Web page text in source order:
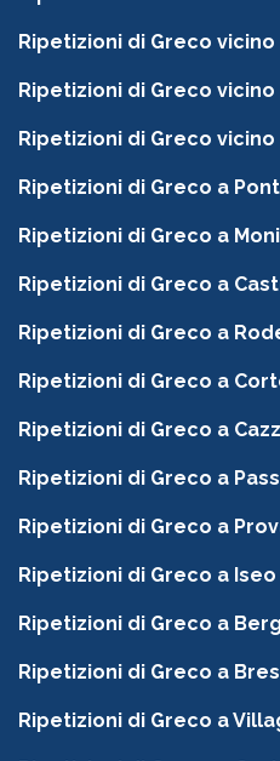
Ripetizioni di Greco
Ripetizioni di Greco vicino
Ripetizioni di Greco vicino
Ripetizioni di Greco a
Ripetizioni di Greco a
Ripetizioni di Greco a
Ripetizioni di Greco a
Ripetizioni di Greco a
Ripetizioni di Greco a
Ripetizioni di Greco a
Ripetizioni di Greco a
Ripetizioni di Greco a Iseo
Ripetizioni di Greco a
Ripetizioni di Greco a
Ripetizioni di Greco a